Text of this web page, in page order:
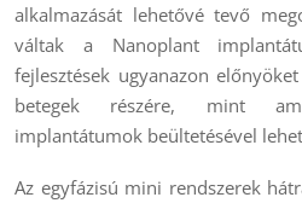
alkalmazását lehetővé tevő
váltak a Nanoplant
fejlesztések ugyanazon
betegek részére, mint
implantátumok beültetésével
Az egyfázisú mini rendszerek